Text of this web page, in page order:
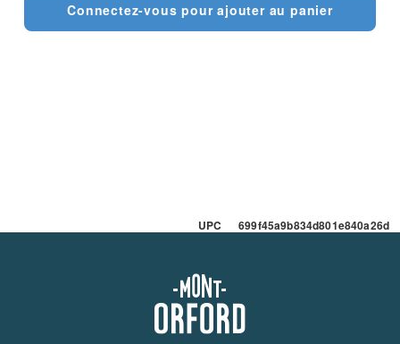
Connectez-vous pour ajouter au panier
UPC 699f45a9b834d801e840a26d